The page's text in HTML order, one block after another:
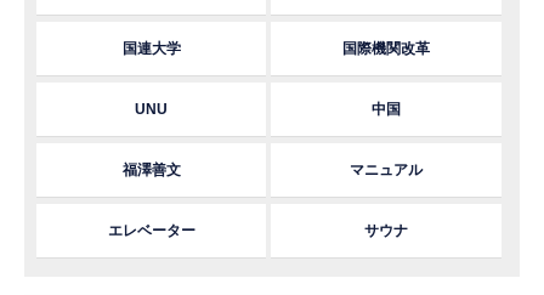
国連大学 国際機関改革
UNU 中国
福澤善文 マニュアル
エレベーター サウナ